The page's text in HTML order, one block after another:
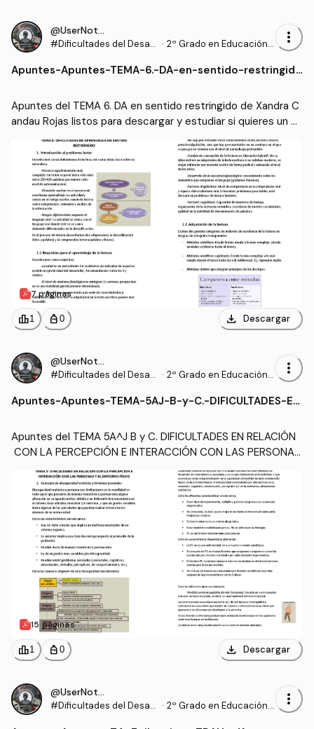
@UserNotFound9_
#Dificultades del Desarr · 2º Grado en Educación P
more_vert
Apuntes-Apuntes-TEMA-6.-DA-en-sentido-restringid
Apuntes del TEMA 6. DA en sentido restringido de Xandra C
andau Rojas listos para descargar y estudiar si quieres un bu
en sobresaliente ;)
7 páginas
leaderboard1 personal_bag 0 download Descargar
@UserNotFound9_
#Dificultades del Desarr · 2º Grado en Educación P
more_vert
Apuntes-Apuntes-TEMA-5AJ-B-y-C.-DIFICULTADES-EN
CION-CON-LAS-PERSONAS-Y-EL-ENTORNO-F
ISICO.pdf
Apuntes del TEMA 5A^J B y C. DIFICULTADES EN RELACIÓN
CON LA PERCEPCIÓN E INTERACCIÓN CON LAS PERSONAS
Y EL ENTORNO FÍSICO de Xandra Candau Rojas listos para d
escargar y estudiar si quieres un buen sobresaliente ;)
15 páginas
leaderboard1 personal_bag 0 download Descargar
@UserNotFound9_
#Dificultades del Desarr · 2º Grado en Educación P
more_vert